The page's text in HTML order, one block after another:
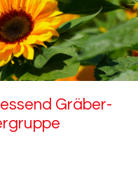
Grä­ber­